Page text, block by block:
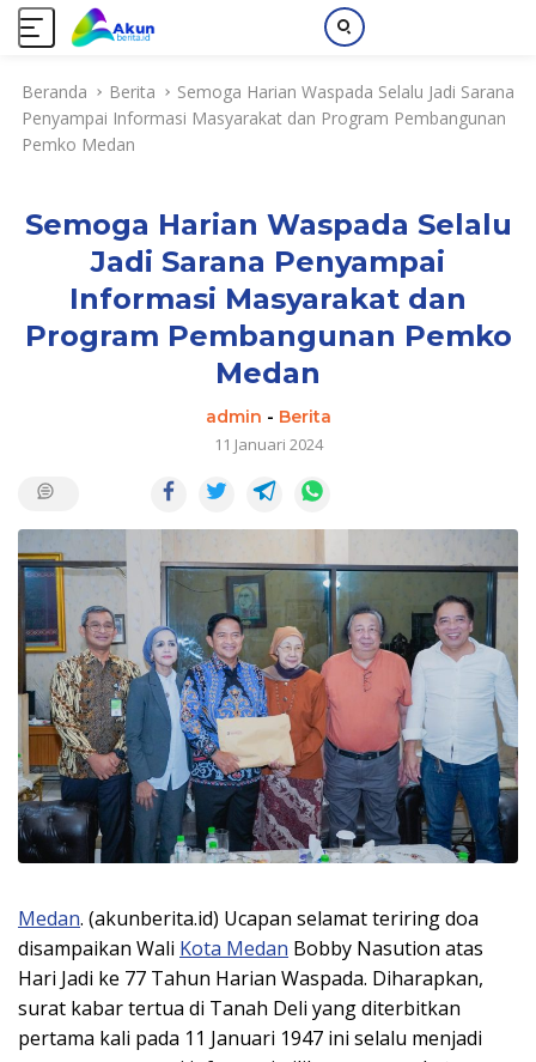
Beranda Berita
Semoga Harian Waspada Selalu Jadi Sarana
Penyampai Informasi Masyarakat dan Program Pembangunan
Pemko Medan
Semoga Harian Waspada Selalu
Jadi Sarana Penyampai
Informasi Masyarakat dan
Program Pembangunan Pemko
Medan
admin - Berita
11 Januari 2024
Medan. (akunberita.id) Ucapan selamat teriring doa
disampaikan Wali Kota Medan Bobby Nasution atas
Hari Jadi ke 77 Tahun Harian Waspada. Diharapkan,
surat kabar tertua di Tanah Deli yang diterbitkan
pertama kali pada 11 Januari 1947 ini selalu menjadi